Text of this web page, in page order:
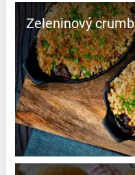
Zeleninový